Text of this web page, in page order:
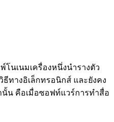
โนเนมเครื่องหนึ่งนำรางตัว
ทางอิเล็กทรอนิกส์ และยังคง
นั้น คือเมื่อซอฟท์แวร์การทำสื่อ